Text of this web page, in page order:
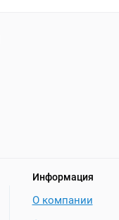
Информация
О компании